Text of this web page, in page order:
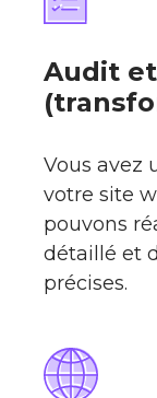
Audit
Vous avez
votre site
pouvons
détaillé et
précises.